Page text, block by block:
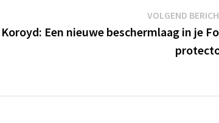
VOLGEND
Koroyd: Een nieuwe beschermlaag in je